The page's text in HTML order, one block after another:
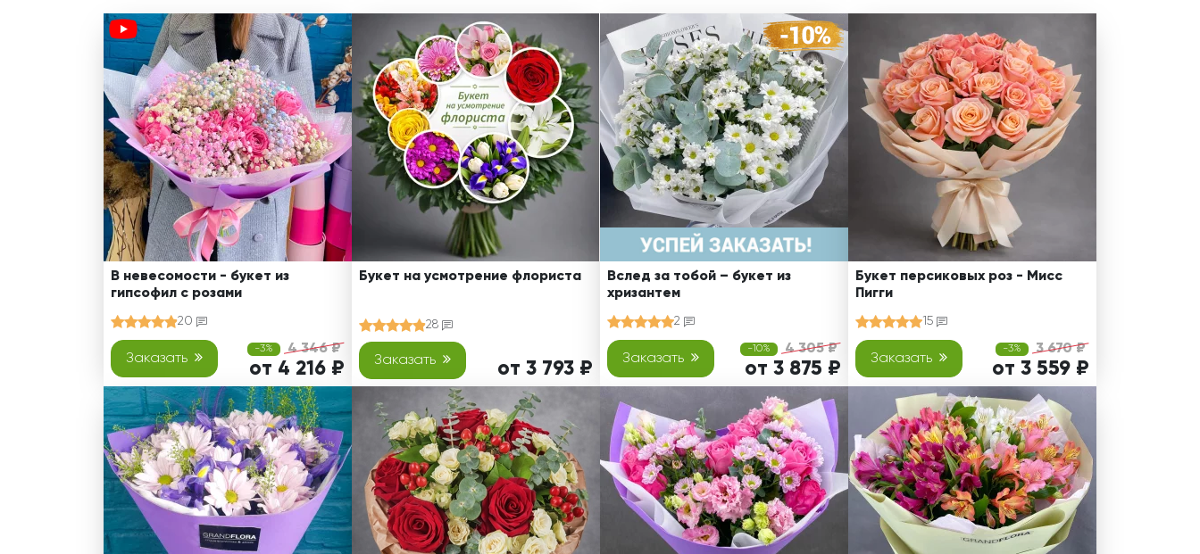
В невесомости - букет из
гипсофил с розами
20
Заказать
-3% 4 346 ₽
от 4 216 ₽
Букет на усмотрение флориста
28
Заказать от 3 793 ₽
Вслед за тобой – букет из
хризантем
2
Заказать
-10% 4 305 ₽
от 3 875 ₽
Букет персиковых роз - Мисс
Пигги
15
Заказать
-3% 3 670 ₽
от 3 559 ₽